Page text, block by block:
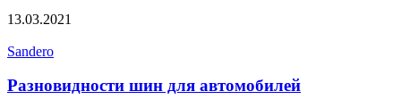
13.03.2021
Sandero
Разновидности шин для автомобилей